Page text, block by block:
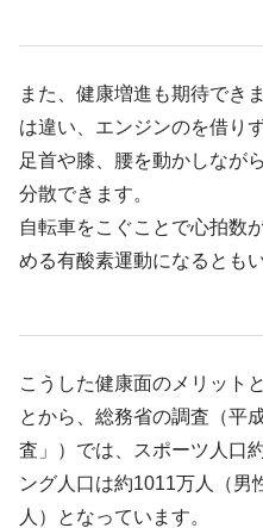
また、健康増進も期待でき
は違い、エンジンのを借り
足首や膝、腰を動かしなが
分散できます。
自転車をこぐことで心拍数
める有酸素運動になるとも
こうした健康面のメリット
とから、総務省の調査（平
査」）では、スポーツ人口
ング人口は約1011万人（男
人）となっています。